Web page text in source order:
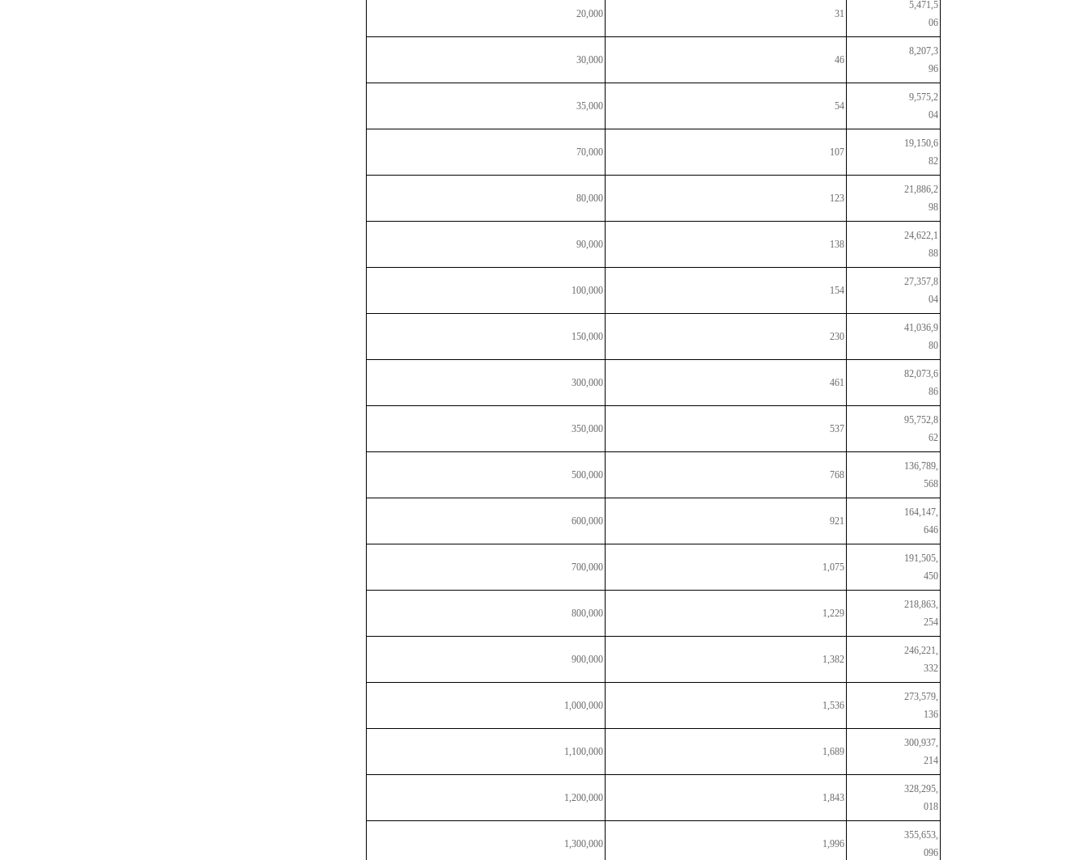
20,000 31
5,471,5
06
30,000 46
8,207,3
96
35,000 54
9,575,2
04
70,000 107
19,150,6
82
80,000 123
21,886,2
98
90,000 138
24,622,1
88
100,000 154
27,357,8
04
150,000 230
41,036,9
80
300,000 461
82,073,6
86
350,000 537
95,752,8
62
500,000 768
136,789,
568
600,000 921
164,147,
646
700,000 1,075
191,505,
450
800,000 1,229
218,863,
254
900,000 1,382
246,221,
332
1,000,000 1,536
273,579,
136
1,100,000 1,689
300,937,
214
1,200,000 1,843
328,295,
018
1,300,000 1,996
355,653,
096